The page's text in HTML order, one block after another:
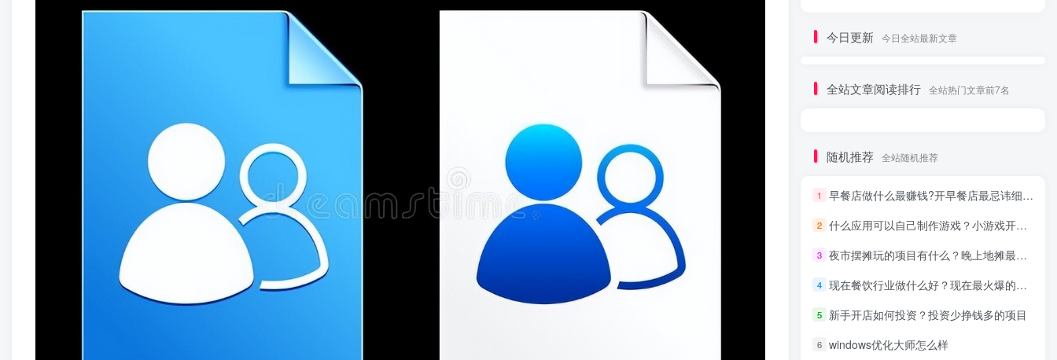
今日更新 今日全站最新文章
全站文章阅读排行 全站热门文章前7名
随机推荐 全站随机推荐
1 早餐店做什么最赚钱?开早餐店最忌讳细节分享
2 什么应用可以自己制作游戏？小游戏开发制作
3 夜市摆摊玩的项目有什么？晚上地摊最好卖的东西
4 现在餐饮行业做什么好？现在最火爆的餐饮
5 新手开店如何投资？投资少挣钱多的项目
6 windows优化大师怎么样